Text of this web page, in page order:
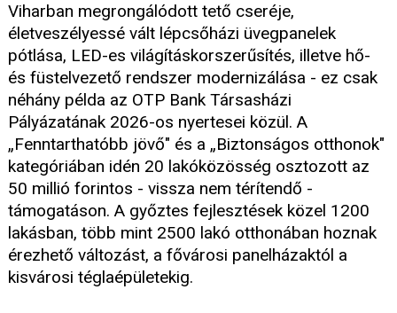
Viharban megrongálódott tető cseréje,
életveszélyessé vált lépcsőházi üvegpanelek
pótlása, LED-es világításkorszerűsítés, illetve hő-
és füstelvezető rendszer modernizálása - ez csak
néhány példa az OTP Bank Társasházi
Pályázatának 2026-os nyertesei közül. A
„Fenntarthatóbb jövő" és a „Biztonságos otthonok"
kategóriában idén 20 lakóközösség osztozott az
50 millió forintos - vissza nem térítendő -
támogatáson. A győztes fejlesztések közel 1200
lakásban, több mint 2500 lakó otthonában hoznak
érezhető változást, a fővárosi panelházaktól a
kisvárosi téglaépületekig.